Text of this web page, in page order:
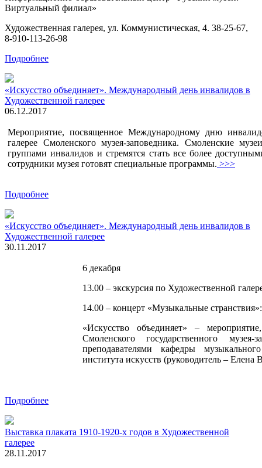
Виртуальный филиал»
Художественная галерея, ул. Коммунистическая, 4. 38-25-67,
8-910-113-26-98
Подробнее
«Искусство объединяет». Международный день инвалидов в
Художественной галерее
06.12.2017
Мероприятие, посвященное Международному дню
галерее Смоленского музея-заповедника. Смоленские
группами инвалидов и стремятся стать все более
сотрудники музея готовят специальные программы. >>>
Подробнее
«Искусство объединяет». Международный день инвалидов в
Художественной галерее
30.11.2017
6 декабря
13.00 – экскурсия по Художественной
14.00 – концерт «Музыкальные
«Искусство объединяет» –
Смоленского государственного
преподавателями кафедры
института искусств (руководитель – Елена
Подробнее
Выставка плаката 1910-1920-х годов в Художественной
галерее
28.11.2017